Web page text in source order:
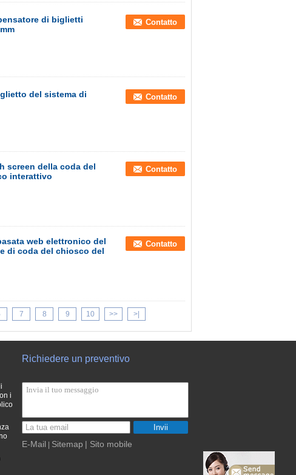
di biglietti
Contatto
del sistema di
Contatto
screen della coda del
interattivo
Contatto
web elettronico del
di coda del chiosco del
Contatto
7 8 9 10 >> >|
i
Richiedere un preventivo
Invii
E-Mail Sitemap | Sito mobile